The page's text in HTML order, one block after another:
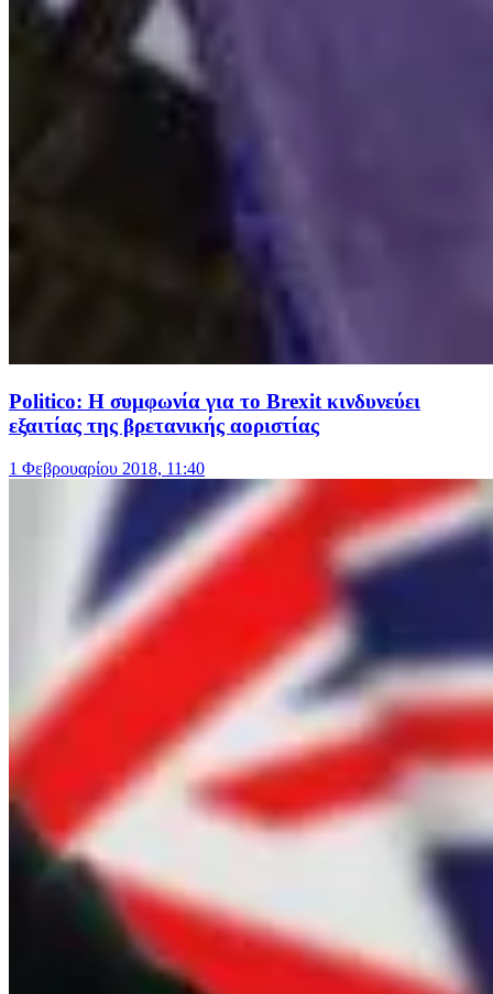
Politico: Η συμφωνία για το Brexit κινδυνεύει
εξαιτίας της βρετανικής αοριστίας
1 Φεβρουαρίου 2018, 11:40